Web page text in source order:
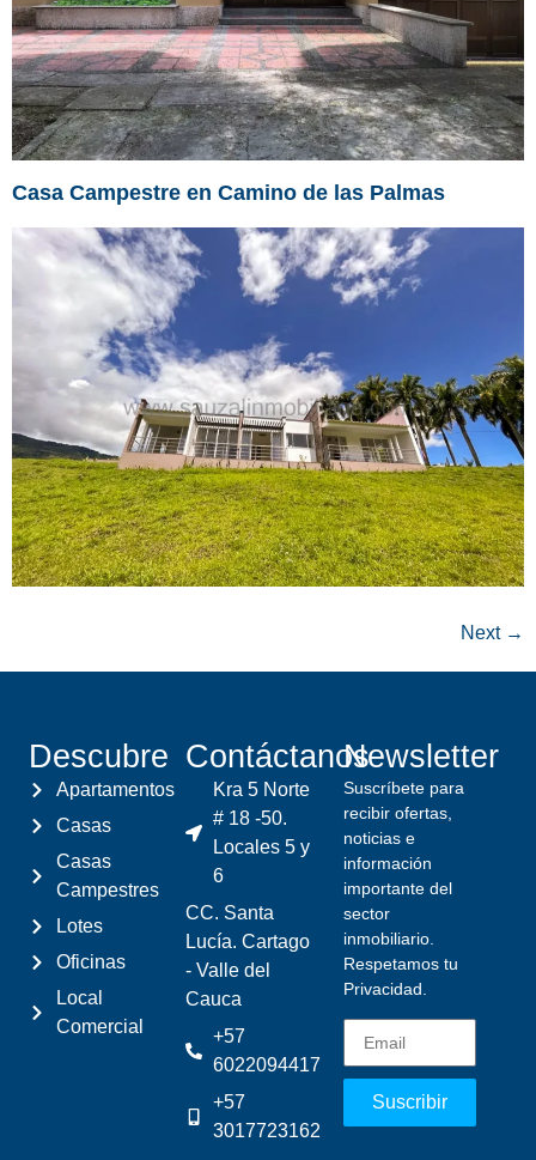
Casa Campestre en Camino de las Palmas
Next →
Descubre
Apartamentos
Casas
Casas
Campestres
Lotes
Oficinas
Local
Comercial
Contáctanos
Kra 5 Norte
# 18 -50.
Locales 5 y
6
CC. Santa
Lucía. Cartago
- Valle del
Cauca
+57
6022094417
+57
3017723162
Newsletter
Suscríbete para
recibir ofertas,
noticias e
información
importante del
sector
inmobiliario.
Respetamos tu
Privacidad.
Suscribir